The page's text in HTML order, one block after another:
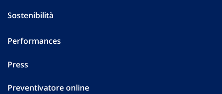
Sostenibilità
Performances
Press
Preventivatore online